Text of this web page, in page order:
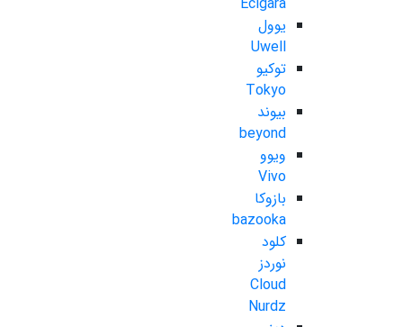
یوول
Uwell
توکیو
Tokyo
بیوند
beyond
ویوو
Vivo
بازوکا
bazooka
کلود
نوردز
Cloud
Nurdz